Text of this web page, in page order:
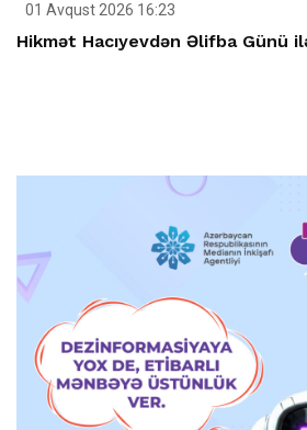
01 Avqust 2026 16:23
Hikmət Hacıyevdən Əlifba Günü